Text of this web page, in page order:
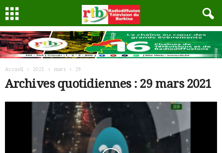
Accueil 2021 mars 29
Archives quotidiennes : 29 mars 2021